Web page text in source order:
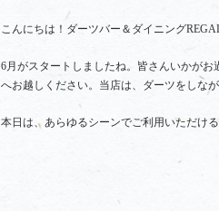
こんにちは！ダーツバー＆ダイニング
6月がスタートしましたね。皆さんいかが
へお越しください。当店は、ダーツをしな
本日は、あらゆるシーンでご利用いただけ